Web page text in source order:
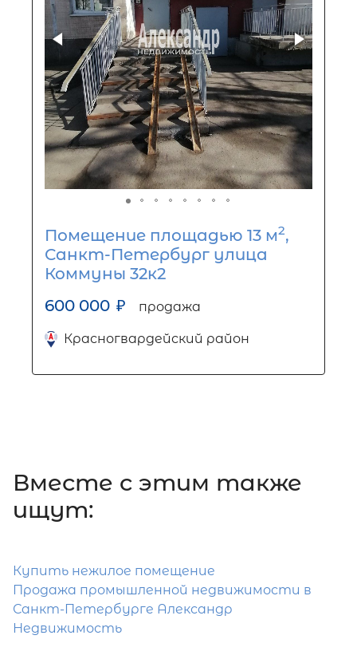
Помещение площадью 13 м2,
Санкт-Петербург улица
Коммуны 32к2
600 000 ₽ продажа
Красногвардейский район
Вместе c этим также
ищут:
Купить нежилое помещение
Продажа промышленной недвижимости в
Санкт-Петербурге Александр
Недвижимость